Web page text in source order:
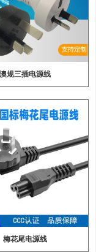
澳规三插电源线
梅花尾电源线